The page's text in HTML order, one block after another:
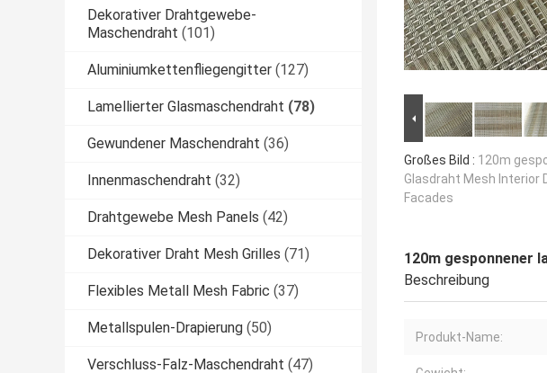
Dekorativer Drahtgewebe-
Maschendraht (101)
Aluminiumkettenfliegengitter (127)
Lamellierter Glasmaschendraht (78)
Gewundener Maschendraht (36)
Innenmaschendraht (32)
Drahtgewebe Mesh Panels (42)
Dekorativer Draht Mesh Grilles (71)
Flexibles Metall Mesh Fabric (37)
Metallspulen-Drapierung (50)
Verschluss-Falz-Maschendraht (47)
Großes Bild : 120m
Glasdraht Mesh Interior
Facades
120m gesponnener
Beschreibung
Produkt-Name: